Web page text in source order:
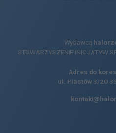
Wydawcą
STOWARZYSZENIE INICJATYW
Adres do
ul. Piastów 3/20